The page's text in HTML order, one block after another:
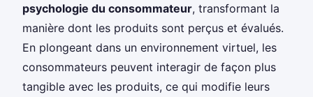
psychologie du consommateur, transformant la
manière dont les produits sont perçus et évalués.
En plongeant dans un environnement virtuel, les
consommateurs peuvent interagir de façon plus
tangible avec les produits, ce qui modifie leurs